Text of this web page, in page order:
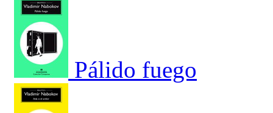
Pálido fuego